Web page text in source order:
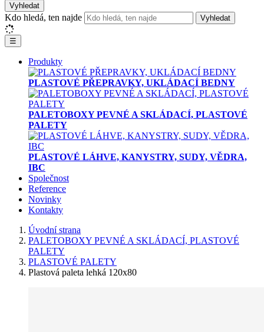
Vyhledat
Kdo hledá, ten najde Vyhledat
☰
Produkty
PLASTOVÉ PŘEPRAVKY, UKLÁDACÍ BEDNY
PALETOBOXY PEVNÉ A SKLÁDACÍ, PLASTOVÉ
PALETY
PLASTOVÉ LÁHVE, KANYSTRY, SUDY, VĚDRA,
IBC
Společnost
Reference
Novinky
Kontakty
Úvodní strana
PALETOBOXY PEVNÉ A SKLÁDACÍ, PLASTOVÉ
PALETY
PLASTOVÉ PALETY
Plastová paleta lehká 120x80